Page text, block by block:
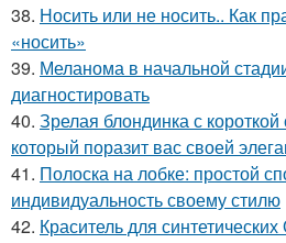
38. Носить или не носить.. Как
«носить»
39. Меланома в начальной
диагностировать
40. Зрелая блондинка с короткой
который поразит вас своей
41. Полоска на лобке: простой
индивидуальность своему стилю
42. Краситель для